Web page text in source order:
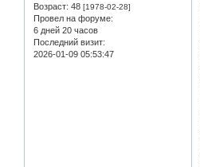
Возраст: 48 [1978-02-28]
Провел на форуме:
6 дней 20 часов
Последний визит:
2026-01-09 05:53:47